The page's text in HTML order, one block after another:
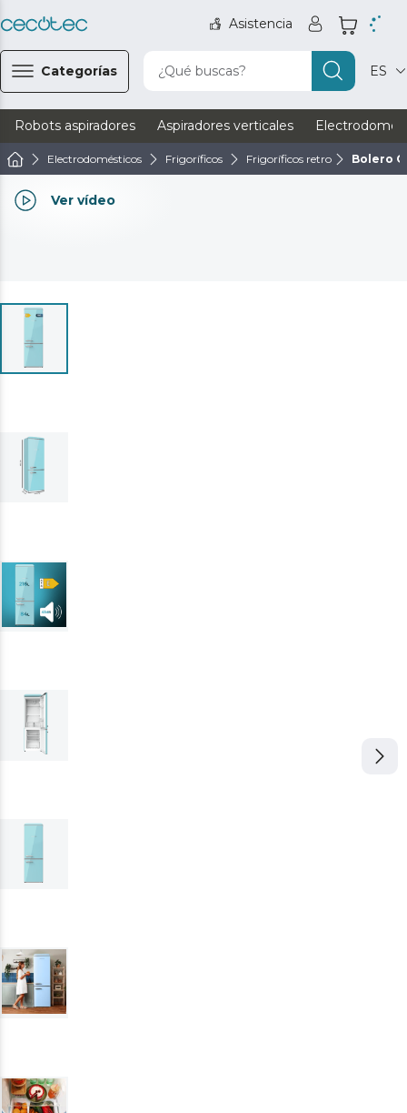
Asistencia
Categorías ¿Qué buscas? ES
Robots aspiradores Aspiradores verticales
Electrodomésticos Frigoríficos Frigoríficos retro Bolero
Ver vídeo